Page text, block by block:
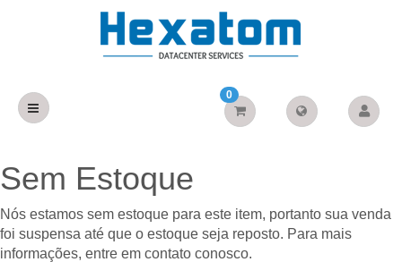
0
Sem Estoque
Nós estamos sem estoque para este item, portanto sua venda
foi suspensa até que o estoque seja reposto. Para mais
informações, entre em contato conosco.